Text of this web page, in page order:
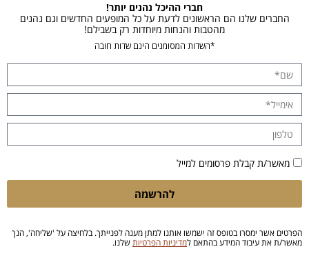
חברי ההיכל נהנים יותר!
החברים שלנו הם הראשונים לדעת על כל המופעים החדשים וגם נהנים
מהטבות והנחות מיוחדות רק בשבילם!
*השדות המסומנים הינם שדות חובה
מאשר/ת קבלת פרסומים למייל
להרשמה
הפרטים אשר ימסרו בטופס זה ישמשו אותנו למתן מענה לפנייתך. בלחיצה על 'שליחה', הנך
מאשר/ת את עיבוד המידע בהתאם למדיניות הפרטיות שלנו.